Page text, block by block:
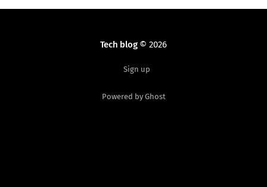
Tech blog© 2026
Sign up
Powered by Ghost